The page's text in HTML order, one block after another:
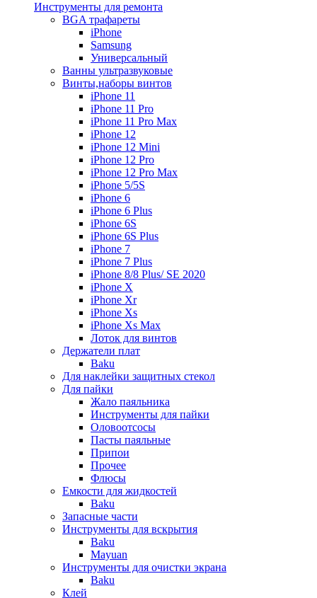
Инструменты для ремонта
BGA трафареты
iPhone
Samsung
Универсальный
Ванны ультразвуковые
Винты,наборы винтов
iPhone 11
iPhone 11 Pro
iPhone 11 Pro Max
iPhone 12
iPhone 12 Mini
iPhone 12 Pro
iPhone 12 Pro Max
iPhone 5/5S
iPhone 6
iPhone 6 Plus
iPhone 6S
iPhone 6S Plus
iPhone 7
iPhone 7 Plus
iPhone 8/8 Plus/ SE 2020
iPhone X
iPhone Xr
iPhone Xs
iPhone Xs Max
Лоток для винтов
Держатели плат
Baku
Для наклейки защитных стекол
Для пайки
Жало паяльника
Инструменты для пайки
Оловоотсосы
Пасты паяльные
Припои
Прочее
Флюсы
Емкости для жидкостей
Baku
Запасные части
Инструменты для вскрытия
Baku
Mayuan
Инструменты для очистки экрана
Baku
Клей